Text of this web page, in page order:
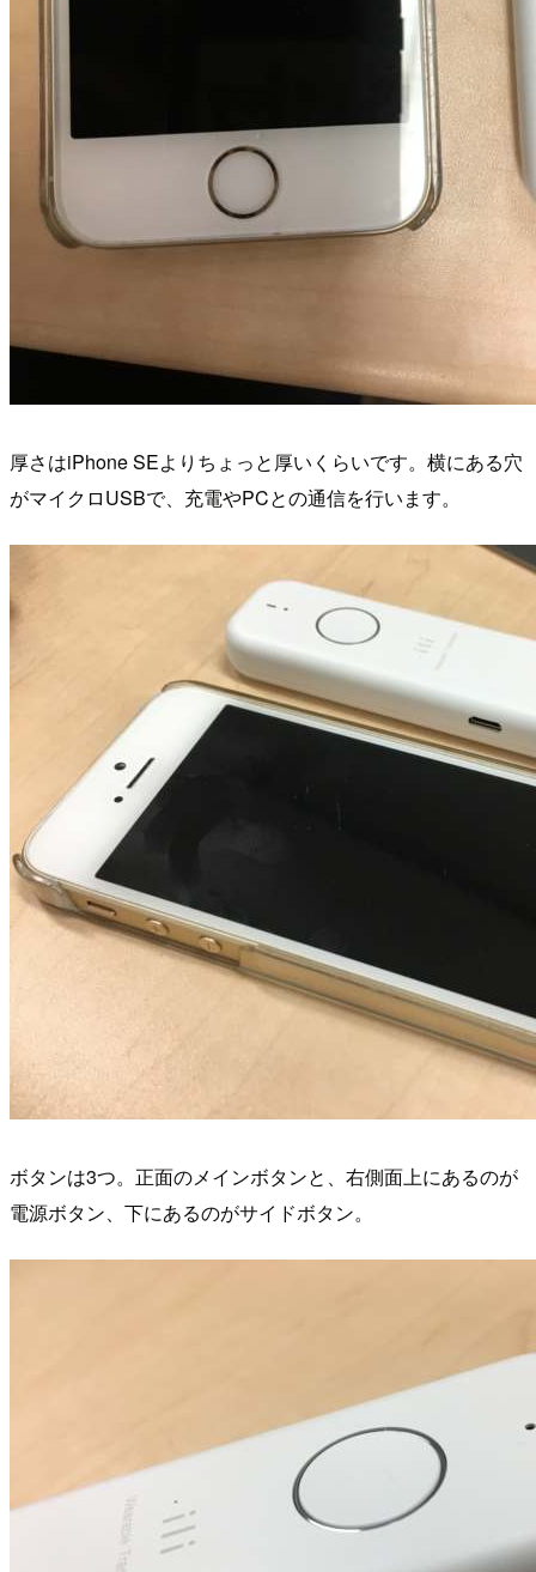
厚さはiPhone SEよりちょっと厚いくらいです。横にある穴
がマイクロUSBで、充電やPCとの通信を行います。
ボタンは3つ。正面のメインボタンと、右側面上にあるのが
電源ボタン、下にあるのがサイドボタン。